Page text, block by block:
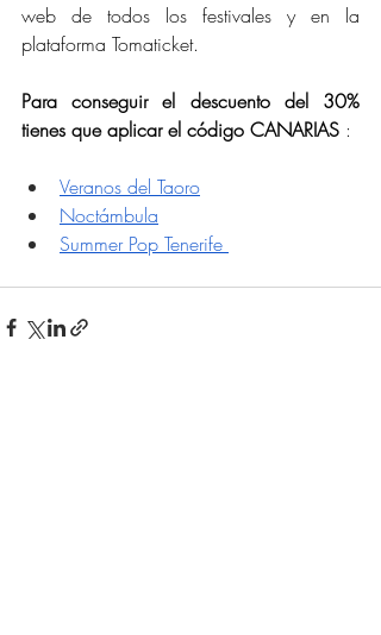
web de todos los festivales y en la
plataforma Tomaticket.
Para conseguir el descuento del 30%
tienes que aplicar el código CANARIAS :
Veranos del Taoro
Noctámbula
Summer Pop Tenerife